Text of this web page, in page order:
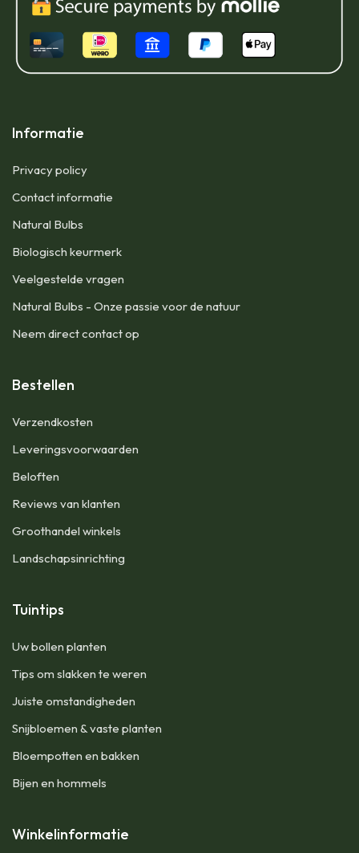
Informatie
Privacy policy
Contact informatie
Natural Bulbs
Biologisch keurmerk
Veelgestelde vragen
Natural Bulbs - Onze passie voor de natuur
Neem direct contact op
Bestellen
​Verzendkosten
Leveringsvoorwaarden
Beloften
Reviews van klanten
Groothandel winkels
Landschapsinrichting
Tuintips
Uw bollen planten
Tips om slakken te weren
Juiste omstandigheden
Snijbloemen & vaste planten
Bloempotten en bakken
Bijen en hommels
Winkelinformatie